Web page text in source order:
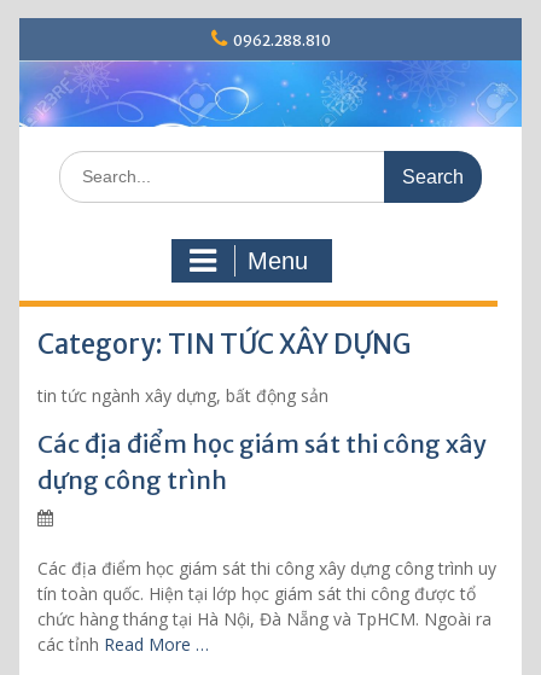
k
i
p
t
n
t
0962.288.810
S
e
o
:
Menu
Category: TIN TỨC XÂY DỰNG
tin tức ngành xây dựng, bất động sản
Các địa điểm học giám sát thi công xây
dựng công trình
Các địa điểm học giám sát thi công xây dựng công trình uy
tín toàn quốc. Hiện tại lớp học giám sát thi công được tổ
chức hàng tháng tại Hà Nội, Đà Nẵng và TpHCM. Ngoài ra
các tỉnh Read More …